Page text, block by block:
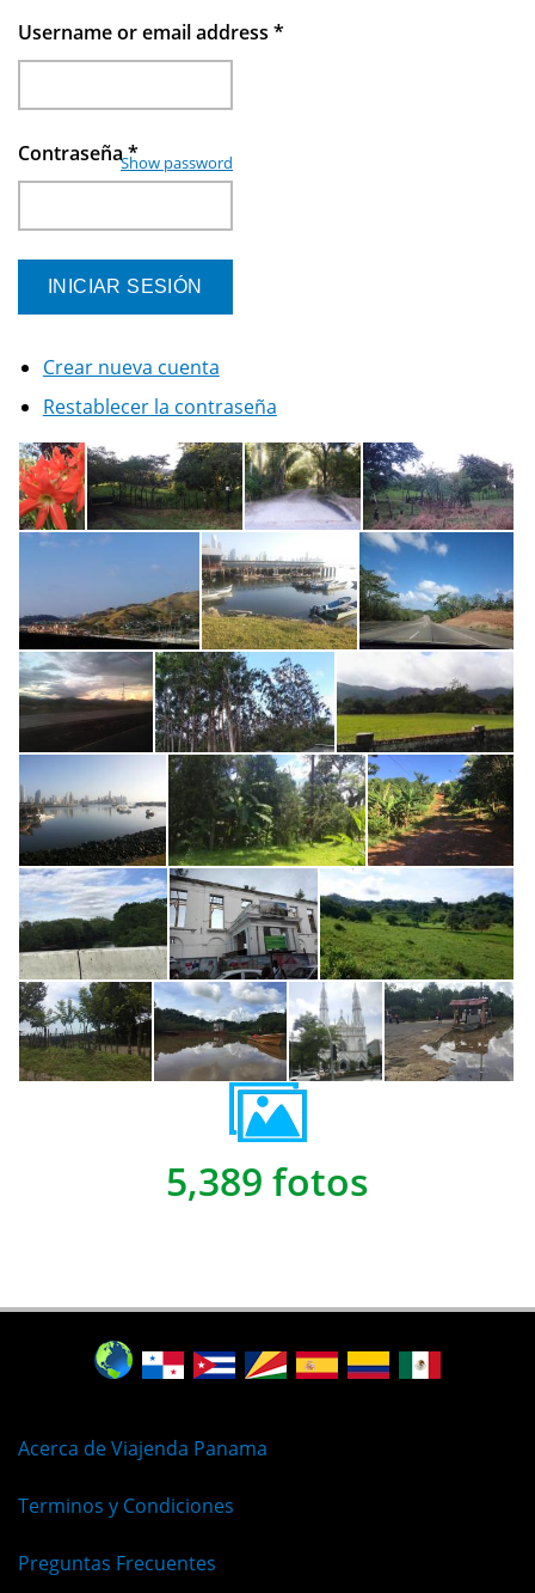
Username or email address *
Contraseña*
Show password
Crear nueva cuenta
Restablecer la contraseña
5,389 fotos
Acerca de Viajenda Panama
Terminos y Condiciones
Preguntas Frecuentes